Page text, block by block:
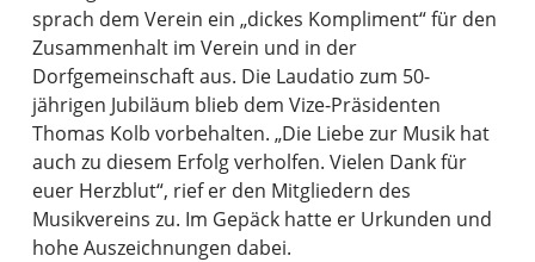
sprach dem Verein ein „dickes Kompliment“ für den
Zusammenhalt im Verein und in der
Dorfgemeinschaft aus. Die Laudatio zum 50-
jährigen Jubiläum blieb dem Vize-Präsidenten
Thomas Kolb vorbehalten. „Die Liebe zur Musik hat
auch zu diesem Erfolg verholfen. Vielen Dank für
euer Herzblut“, rief er den Mitgliedern des
Musikvereins zu. Im Gepäck hatte er Urkunden und
hohe Auszeichnungen dabei.